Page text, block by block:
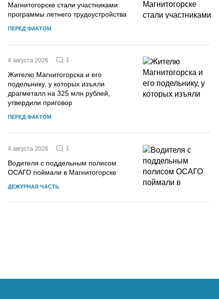
Магнитогорске стали участниками
программы летнего трудоустройства
ПЕРЕД ФАКТОМ
4 августа 2026 1
Жителю Магнитогорска и его
подельнику, у которых изъяли
драгметалл на 325 млн рублей,
утвердили приговор
ПЕРЕД ФАКТОМ
4 августа 2026 1
Водителя с поддельным полисом
ОСАГО поймали в Магнитогорске
ДЕЖУРНАЯ ЧАСТЬ